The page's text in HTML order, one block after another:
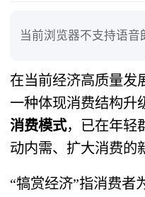
当前浏览器不支持语音
在当前经济高质量发
一种体现消费结构升
消费模式，已在年轻
动内需、扩大消费的
“犒赏经济”指消费者